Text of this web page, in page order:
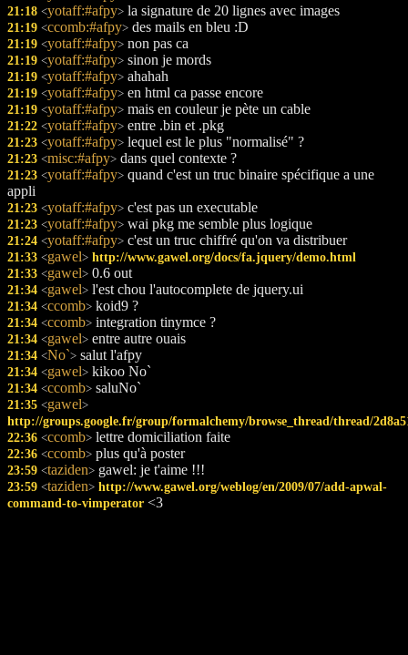
21:18 <yotaff:#afpy> la signature de 20 lignes avec images
21:19 <ccomb:#afpy> des mails en bleu :D
21:19 <yotaff:#afpy> non pas ca
21:19 <yotaff:#afpy> sinon je mords
21:19 <yotaff:#afpy> ahahah
21:19 <yotaff:#afpy> en html ca passe encore
21:19 <yotaff:#afpy> mais en couleur je pète un cable
21:22 <yotaff:#afpy> entre .bin et .pkg
21:23 <yotaff:#afpy> lequel est le plus "normalisé" ?
21:23 <misc:#afpy> dans quel contexte ?
21:23 <yotaff:#afpy> quand c'est un truc binaire spécifique a une
appli
21:23 <yotaff:#afpy> c'est pas un executable
21:23 <yotaff:#afpy> wai pkg me semble plus logique
21:24 <yotaff:#afpy> c'est un truc chiffré qu'on va distribuer
21:33 <gawel> http://www.gawel.org/docs/fa.jquery/demo.html
21:33 <gawel> 0.6 out
21:34 <gawel> l'est chou l'autocomplete de jquery.ui
21:34 <ccomb> koid9 ?
21:34 <ccomb> integration tinymce ?
21:34 <gawel> entre autre ouais
21:34 <No`> salut l'afpy
21:34 <gawel> kikoo No`
21:34 <ccomb> saluNo`
21:35 <gawel>
http://groups.google.fr/group/formalchemy/browse_thread/thread/
22:36 <ccomb> lettre domiciliation faite
22:36 <ccomb> plus qu'à poster
23:59 <taziden> gawel: je t'aime !!!
23:59 <taziden> http://www.gawel.org/weblog/en/2009/07/add-apwal-
command-to-vimperator <3